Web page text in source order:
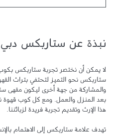
نبذة عن ستاربكس دبي